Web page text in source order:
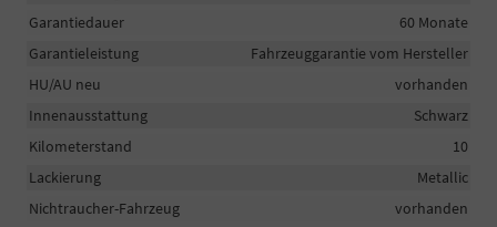
Garantiedauer
60 Monate
Garantieleistung
Fahrzeuggarantie vom Hersteller
HU/AU neu
vorhanden
Innenausstattung
Schwarz
Kilometerstand
10
Lackierung
Metallic
Nichtraucher-Fahrzeug
vorhanden